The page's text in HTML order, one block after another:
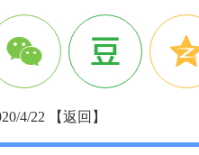
4/22 【返回 】